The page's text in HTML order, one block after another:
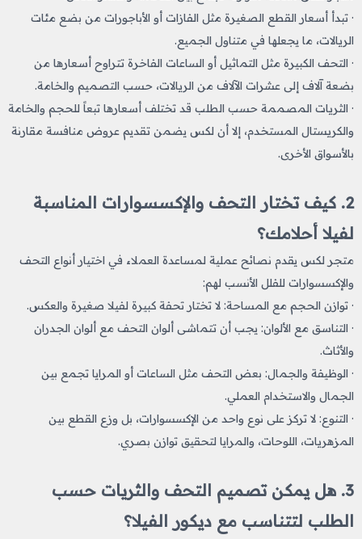
· تبدأ أسعار القطع الصغيرة مثل الفازات أو الأباجورات من بضع مئات
الريالات، ما يجعلها في متناول الجميع.
· التحف الكبيرة مثل التماثيل أو الساعات الفاخرة تتراوح أسعارها من
بضعة آلاف إلى عشرات الآلاف من الريالات، حسب التصميم والخامة.
· الثريات المصممة حسب الطلب قد تختلف أسعارها تبعاً للحجم والخامة
والكريستال المستخدم، إلا أن لكس يضمن تقديم عروض منافسة مقارنة
بالأسواق الأخرى.
2. كيف تختار التحف والإكسسوارات المناسبة
لفيلا أحلامك؟
متجر لكس يقدم نصائح عملية لمساعدة العملاء في اختيار أنواع التحف
والإكسسوارات للفلل الأنسب لهم:
· توازن الحجم مع المساحة: لا تختار تحفة كبيرة لفيلا صغيرة والعكس.
· التناسق مع الألوان: يجب أن تتماشى ألوان التحف مع ألوان الجدران
والأثاث.
· الوظيفة والجمال: بعض التحف مثل الساعات أو المرايا تجمع بين
الجمال والاستخدام العملي.
· التنوع: لا تركز على نوع واحد من الإكسسوارات، بل وزع القطع بين
المزهريات، اللوحات، والمرايا لتحقيق توازن بصري.
3. هل يمكن تصميم التحف والثريات حسب
الطلب لتتناسب مع ديكور الفيلا؟